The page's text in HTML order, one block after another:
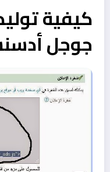
كيفية
جوجل